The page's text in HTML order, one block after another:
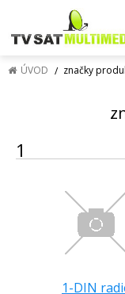
ÚVOD značky
1
1-DIN